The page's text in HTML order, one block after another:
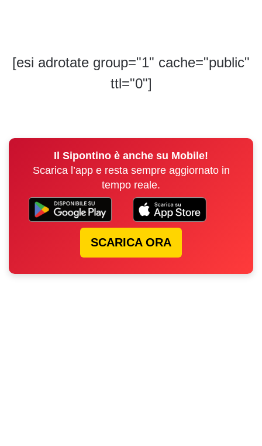
[esi adrotate group="1" cache="public"
ttl="0"]
Il Sipontino è anche su Mobile!
Scarica l’app e resta sempre aggiornato in
tempo reale.
SCARICA ORA